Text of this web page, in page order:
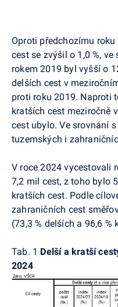
Oproti předchozímu
cest se zvýšil o 1,0 %,
rokem 2019 byl vyšší o
delších cest v
proti roku 2019. Naproti
kratších cest meziročně
cest ubylo. Ve srovnání
tuzemských i
V roce 2024 vycestovali
7,2 mil cest, z toho bylo
kratších cest. Podle
zahraničních cest
(73,3 % delších a 96,6 %
Tab. 1 Delší a kratší
2024